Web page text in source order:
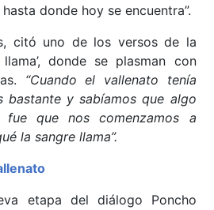
donde hoy se encuentra”.
citó uno de los versos de la
donde se plasman con
“Cuando el vallenato tenía
bastante y sabíamos que algo
fue que nos comenzamos a
la sangre llama”.
etapa del diálogo Poncho